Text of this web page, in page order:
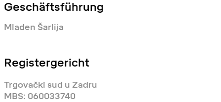
Geschäftsführung
Mladen Šarlija
Registergericht
Trgovački sud u Zadru
MBS: 060033740